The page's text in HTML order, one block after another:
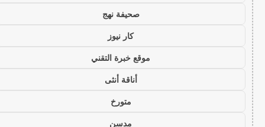
صحيفة نهج
كار نيوز
موقع خبرة التقني
أناقة أنثى
متورخ
مدسن